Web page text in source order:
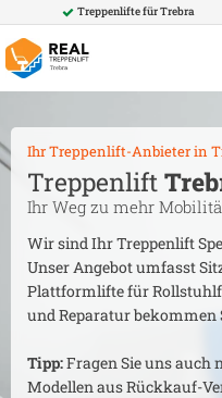
Treppenlifte fürTrebra
Ihr Treppenlift-Anbieter in
Treppenlift
Ihr Weg zu mehr
Wir sind Ihr Treppenlift
Unser Angebot umfasst
Plattformlifte für
und Reparatur bekommen
Tipp:Fragen Sie uns auch
Modellen aus Rückkauf-